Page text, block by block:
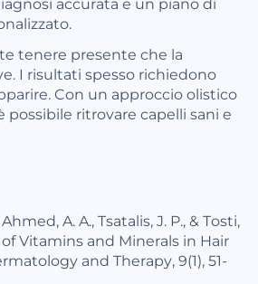
tenere presente che la
I risultati spesso richiedono
Con un approccio olistico
possibile ritrovare capelli sani e
A. A., Tsatalis, J. P., & Tosti,
of Vitamins and Minerals in Hair
and Therapy, 9(1), 51-